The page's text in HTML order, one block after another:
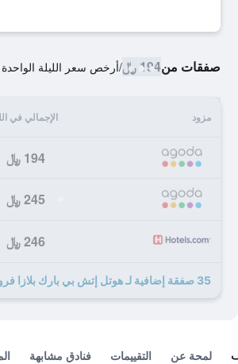
صفقات من194 ﷼ /أرخص سعر الليلة الواحدة
مزود الإجمالي في
194 ﷼
245 ﷼
246 ﷼
35 صفقة إضافية لـ هوتل إتش بي بارك بلازا فروكلاف
لمحة عن التقييمات فنادق مشابهة